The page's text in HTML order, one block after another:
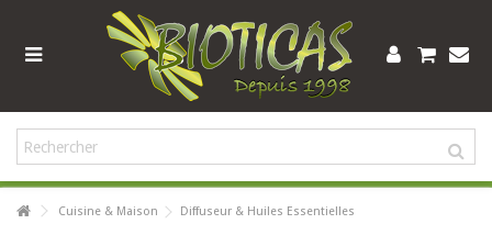
Cuisine & Maison Diffuseur & Huiles Essentielles